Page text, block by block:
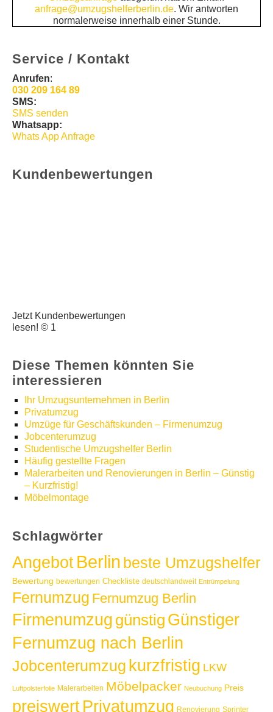
anfrage@umzugshelferberlin.de. Wir antworten
normalerweise innerhalb einer Stunde.
Service / Kontakt
Anrufen:
030 209 164 89
SMS:
SMS senden
Whatsapp:
Whats App Anfrage
Kundenbewertungen
Jetzt Kundenbewertungen
lesen! © 1
Diese Themen könnten Sie
interessieren
Ihr Umzugsunternehmen in Berlin
Privatumzug
Umzüge für Geschäftskunden – Firmenumzug
Jobcenterumzug
Studentische Umzugshelfer Berlin
Häufig gestellte Fragen
Malerarbeiten und Renovierungen in Berlin – Günstig
– Kurzfristig!
Möbelmontage
Schlagwörter
AngebotBerlin beste Umzugshelfer
Bewertung bewertungen Checkliste deutschlandweit Entrümpelung
Fernumzug Fernumzug Berlin
Firmenumzug günstig Günstiger
Fernumzug nach Berlin
Jobcenterumzug kurzfristig LKW
Luftpolsterfolie Malerarbeiten Möbelpacker Neubuchung Preis
preiswert Privatumzug Renovierung Sprinter